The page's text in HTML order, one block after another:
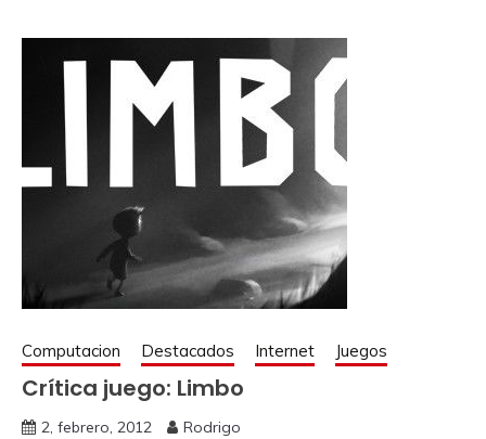
Computacion Destacados Internet Juegos
Crítica juego: Limbo
2, febrero, 2012 Rodrigo